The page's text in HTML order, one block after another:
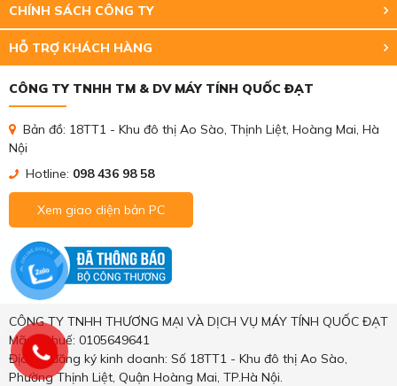
CHÍNH SÁCH CÔNG TY
HỖ TRỢ KHÁCH HÀNG
CÔNG TY TNHH TM & DV MÁY TÍNH QUỐC ĐẠT
Bản đồ: 18TT1 - Khu đô thị Ao Sào, Thịnh Liệt, Hoàng Mai, Hà
Nội
Hotline: 098 436 98 58
Xem giao diện bản PC
CÔNG TY TNHH THƯƠNG MẠI VÀ DỊCH VỤ MÁY TÍNH QUỐC ĐẠT
Mã số thuế: 0105649641
Địa chỉ đăng ký kinh doanh: Số 18TT1 - Khu đô thị Ao Sào,
Phường Thịnh Liệt, Quận Hoàng Mai, TP.Hà Nội.